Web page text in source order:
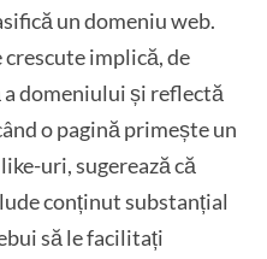
un domeniu web.
crescute implică, de
domeniului și reflectă
o pagină primește un
uri, sugerează că
conținut substanțial
să le facilitați